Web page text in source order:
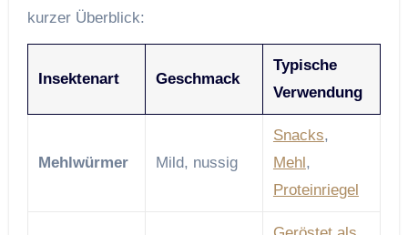
kurzer Überblick:
Insektenart Geschmack
Typische
Verwendung
Mehlwürmer Mild, nussig
Snacks,
Mehl,
Proteinriegel